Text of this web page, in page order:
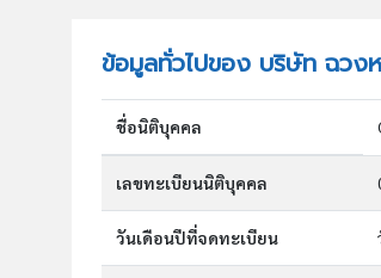
ข้อมูลทั่วไปของ บริษัท ฉว
ชื่อนิติบุคคล
เลขทะเบียนนิติบุคคล
วันเดือนปีที่จดทะเบียน